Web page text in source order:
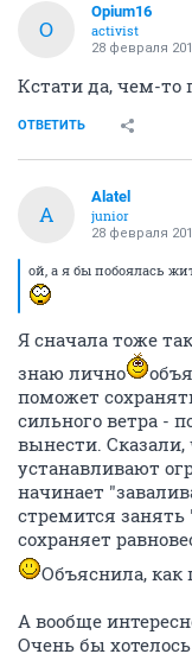
O
Opium16
activist
28 февраля
Кстати да, чем-то
ОТВЕТИТЬ
A
Alatel
junior
28 февраля
ой, а я бы побоялась
Я сначала тоже
знаю лично
поможет
сильного ветра -
вынести.
устанавливают
начинает
стремится занять
сохраняет
Объяснила, как
А вообще
Очень бы